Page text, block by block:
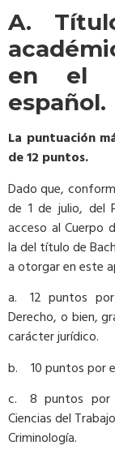
A.
en el
español.
La puntuación
de 12 puntos.
Dado que,
de 1 de julio, del
acceso al Cuerpo
la del título de
a otorgar en este
a. 12 puntos
Derecho, o bien,
carácter jurídico.
b. 10 puntos por
c. 8 puntos por
Ciencias del
Criminología.